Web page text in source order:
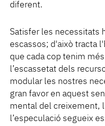
diferent.
Satisfer les necessitats
escassos; d'això tracta
que cada cop tenim
l’escassetat dels
modular les nostres
gran favor en aquest
mental del creixement,
l’especulació segueix